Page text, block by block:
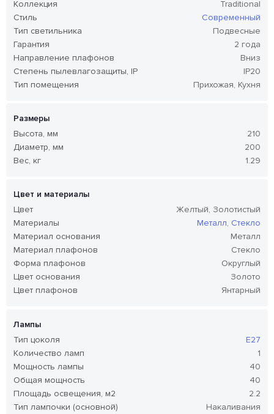
Коллекция
Traditional
Стиль
Современный
Тип светильника
Подвесные
Гарантия
2 года
Направление плафонов
Вниз
Степень пылевлагозащиты, IP
IP20
Тип помещения
Прихожая, Кухня
Размеры
Высота, мм
210
Диаметр, мм
200
Вес, кг
1.29
Цвет и материалы
Цвет
Желтый, Золотистый
Материалы
Металл, Стекло
Материал основания
Металл
Материал плафонов
Стекло
Форма плафонов
Округлый
Цвет основания
Золото
Цвет плафонов
Янтарный
Лампы
Тип цоколя
E27
Количество ламп
1
Мощность лампы
40
Общая мощность
40
Площадь освещения, м2
2.2
Тип лампочки (основной)
Накаливания